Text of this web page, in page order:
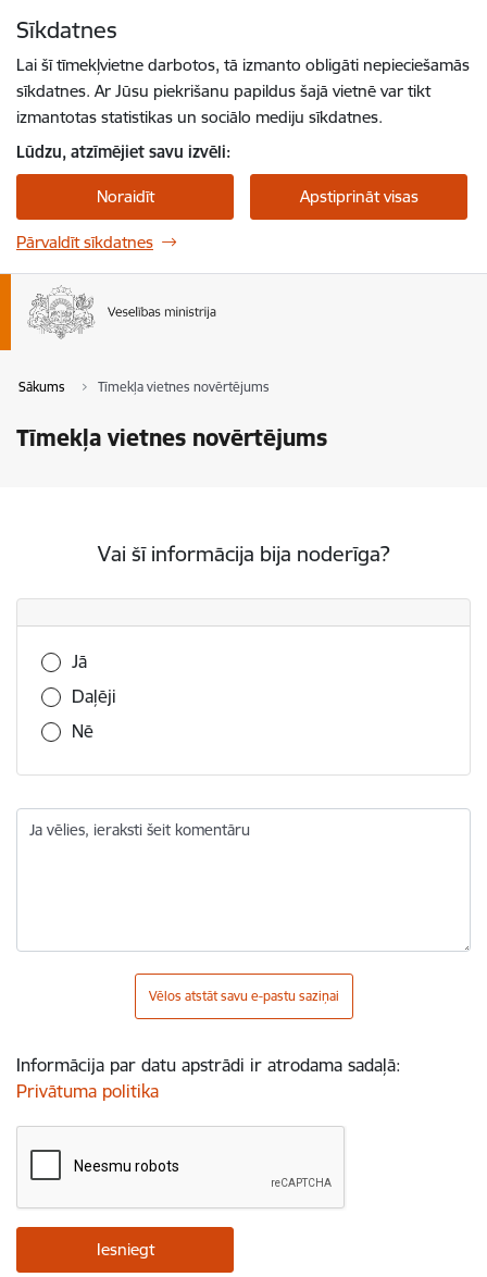
Sīkdatnes
Lai šī tīmekļvietne darbotos, tā izmanto obligāti nepieciešamās
sīkdatnes. Ar Jūsu piekrišanu papildus šajā vietnē var tikt
izmantotas statistikas un sociālo mediju sīkdatnes.
Lūdzu, atzīmējiet savu izvēli:
Noraidīt Apstiprināt visas
Pārvaldīt sīkdatnes
Sākums Tīmekļa vietnes novērtējums
Tīmekļa vietnes novērtējums
Vai šī informācija bija noderīga?
Vai šī informācija bija noderīga?
Jā
Daļēji
Nē
Ja vēlies, ieraksti šeit komentāru
Vēlos atstāt savu e-pastu saziņai
Informācija par datu apstrādi ir atrodama sadaļā:
Privātuma politika